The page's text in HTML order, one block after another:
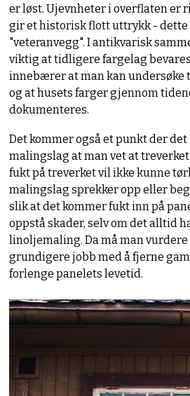
er løst. Ujevnheter i overflaten er
gir et historisk flott uttrykk - dette
"veteranvegg". I antikvarisk
viktig at tidligere fargelag
innebærer at man kan
og at husets farger gjennom
dokumenteres.
Det kommer også et punkt der
malingslag at man vet at
fukt på treverket vil ikke kunne
malingslag sprekker opp eller
slik at det kommer fukt inn på
oppstå skader, selv om det alltid
linoljemaling. Da må man vurdere
grundigere jobb med å fjerne
forlenge panelets levetid.